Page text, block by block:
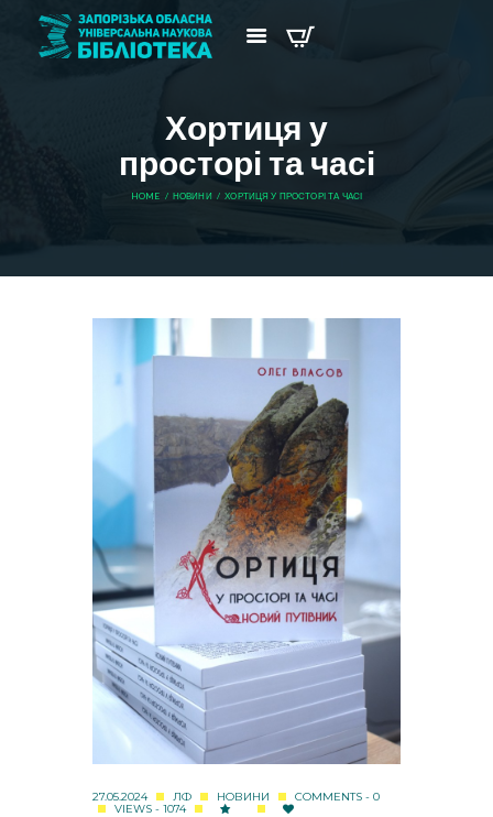
Хортиця у
просторі та часі
HOME НОВИНИ ХОРТИЦЯ У ПРОСТОРІ ТА ЧАСІ
27.05.2024 ЛФ НОВИНИ
COMMENTS - 0
VIEWS - 1074